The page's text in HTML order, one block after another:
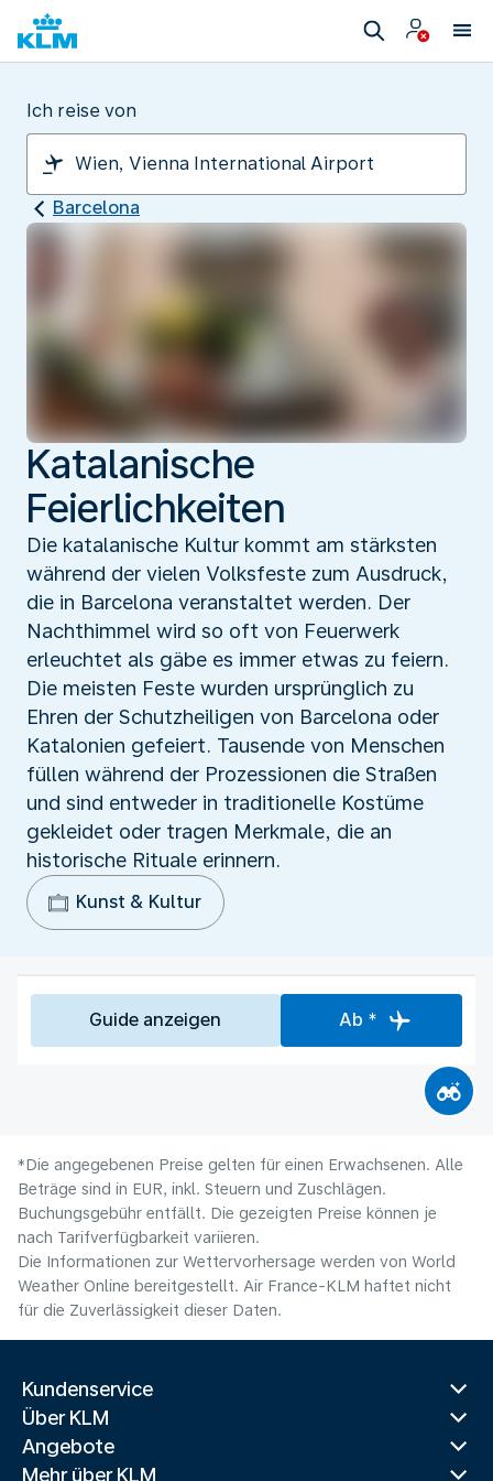
Ich reise von
Barcelona
Katalanische
Feierlichkeiten
Die katalanische Kultur kommt am stärksten
während der vielen Volksfeste zum Ausdruck,
die in Barcelona veranstaltet werden. Der
Nachthimmel wird so oft von Feuerwerk
erleuchtet als gäbe es immer etwas zu feiern.
Die meisten Feste wurden ursprünglich zu
Ehren der Schutzheiligen von Barcelona oder
Katalonien gefeiert. Tausende von Menschen
füllen während der Prozessionen die Straßen
und sind entweder in traditionelle Kostüme
gekleidet oder tragen Merkmale, die an
historische Rituale erinnern.
Kunst & Kultur
Guide anzeigen Ab *
*Die angegebenen Preise gelten für einen Erwachsenen. Alle
Beträge sind in EUR, inkl. Steuern und Zuschlägen.
Buchungsgebühr entfällt. Die gezeigten Preise können je
nach Tarifverfügbarkeit variieren.
Die Informationen zur Wettervorhersage werden von World
Weather Online bereitgestellt. Air France-KLM haftet nicht
für die Zuverlässigkeit dieser Daten.
Kundenservice
Über KLM
Angebote
Mehr über KLM